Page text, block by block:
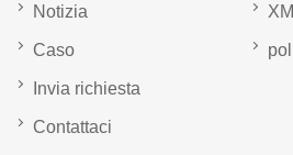
Notizia
Caso
Invia richiesta
Contattaci